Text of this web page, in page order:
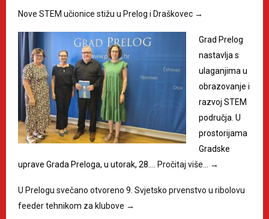
Nove STEM učionice stižu u Prelog i Draškovec →
Grad Prelog
nastavlja s
ulaganjima u
obrazovanje i
razvoj STEM
područja. U
prostorijama
Gradske
uprave Grada Preloga, u utorak, 28.…
Pročitaj više… →
U Prelogu svečano otvoreno 9. Svjetsko prvenstvo u ribolovu
feeder tehnikom za klubove →